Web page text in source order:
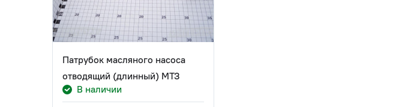
Патрубок масляного насоса
отводящий (длинный) МТЗ
В наличии